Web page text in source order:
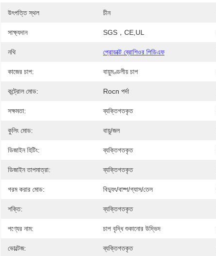
উৎপত্তি স্থল চীন
সাক্ষ্যদান SGS，CE,UL
নথি প্রোডাক্ট ব্রোশিওর পিডিএফ
কাজের চাপ: বায়ুমণ্ডলীয় চাপ
কন্ট্রোল মোড: Rocn পর্দা
সক্ষমতা: ব্যক্তিগতকৃত
কুলিং মোড: বায়ু/জল
ডিজাইন হিটিং: ব্যক্তিগতকৃত
ডিজাইন তাপমাত্রা: ব্যক্তিগতকৃত
গরম করার মোড: বিদ্যুৎ/বাষ্প/গ্যাস/তেল
শক্তি: ব্যক্তিগতকৃত
পণ্যের নাম: চাপ বৃদ্ধি শুকানোর উদ্ভিদ
ভোল্টেজ: ব্যক্তিগতকৃত